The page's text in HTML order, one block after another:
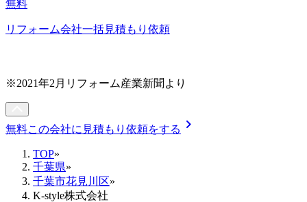
無料
リフォーム会社一括見積もり依頼
※2021年2月リフォーム産業新聞より
無料この会社に見積もり依頼をする chevron_right
TOP»
千葉県»
千葉市花見川区»
K-style株式会社